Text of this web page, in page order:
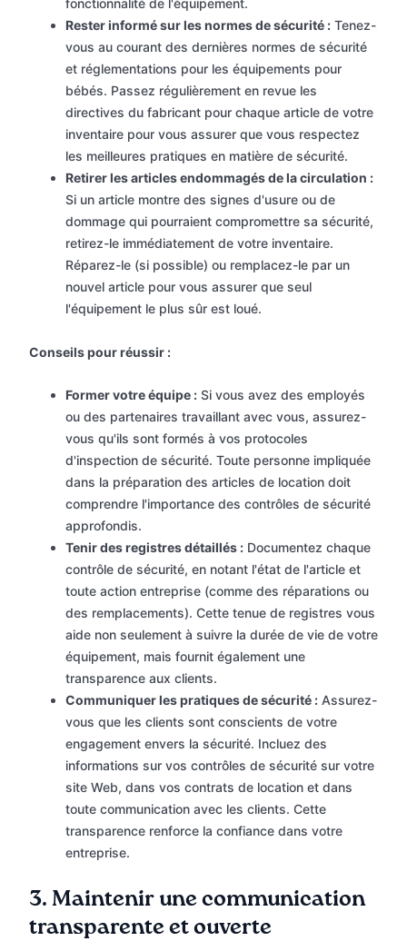
fonctionnalité de l'équipement.
Rester informé sur les normes de sécurité : Tenez-
vous au courant des dernières normes de sécurité
et réglementations pour les équipements pour
bébés. Passez régulièrement en revue les
directives du fabricant pour chaque article de votre
inventaire pour vous assurer que vous respectez
les meilleures pratiques en matière de sécurité.
Retirer les articles endommagés de la circulation :
Si un article montre des signes d'usure ou de
dommage qui pourraient compromettre sa sécurité,
retirez-le immédiatement de votre inventaire.
Réparez-le (si possible) ou remplacez-le par un
nouvel article pour vous assurer que seul
l'équipement le plus sûr est loué.
Conseils pour réussir :
Former votre équipe : Si vous avez des employés
ou des partenaires travaillant avec vous, assurez-
vous qu'ils sont formés à vos protocoles
d'inspection de sécurité. Toute personne impliquée
dans la préparation des articles de location doit
comprendre l'importance des contrôles de sécurité
approfondis.
Tenir des registres détaillés : Documentez chaque
contrôle de sécurité, en notant l'état de l'article et
toute action entreprise (comme des réparations ou
des remplacements). Cette tenue de registres vous
aide non seulement à suivre la durée de vie de votre
équipement, mais fournit également une
transparence aux clients.
Communiquer les pratiques de sécurité : Assurez-
vous que les clients sont conscients de votre
engagement envers la sécurité. Incluez des
informations sur vos contrôles de sécurité sur votre
site Web, dans vos contrats de location et dans
toute communication avec les clients. Cette
transparence renforce la confiance dans votre
entreprise.
3. Maintenir une communication
transparente et ouverte